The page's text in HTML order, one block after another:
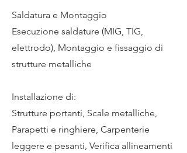
Saldatura e Montaggio
Esecuzione saldature (MIG, TIG,
elettrodo), Montaggio e fissaggio di
strutture metalliche
Installazione di:
Strutture portanti, Scale metalliche,
Parapetti e ringhiere, Carpenterie
leggere e pesanti, Verifica allineamenti